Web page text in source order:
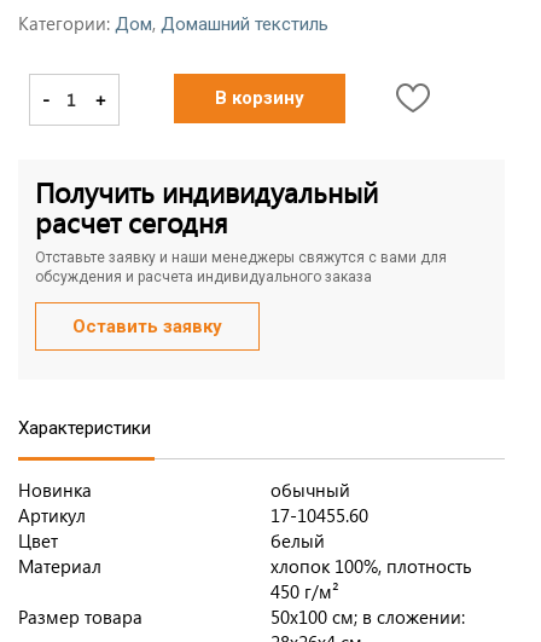
Категории: Дом, Домашний текстиль
- + В корзину
Получить индивидуальный
расчет сегодня
Отставьте заявку и наши менеджеры свяжутся с вами для
обсуждения и расчета индивидуального заказа
Оставить заявку
Характеристики
Новинка
обычный
Артикул
17-10455.60
Цвет
белый
Материал
хлопок 100%, плотность
450 г/м²
Размер товара
50х100 см; в сложении: